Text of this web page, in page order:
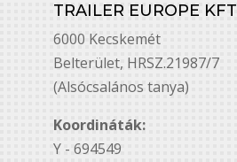
TRAILER EUROPE KFT
6000 Kecskemét
Belterület, HRSZ.21987/7
(Alsócsalános tanya)
Koordináták:
Y - 694549